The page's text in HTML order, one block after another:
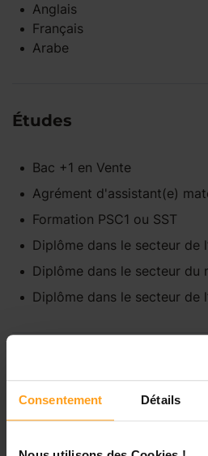
Consentement Détails
Anglais
Français
Arabe
Études
Bac +1 en Vente
Agrément d'assistant(e)
Formation PSC1 ou SST
Diplôme dans le secteur de
Diplôme dans le secteur du
Diplôme dans le secteur de